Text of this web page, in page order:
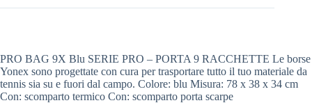
PRO BAG 9X Blu SERIE PRO – PORTA 9 RACCHETTE Le borse
Yonex sono progettate con cura per trasportare tutto il tuo materiale da
tennis sia su e fuori dal campo. Colore: blu Misura: 78 x 38 x 34 cm
Con: scomparto termico Con: scomparto porta scarpe